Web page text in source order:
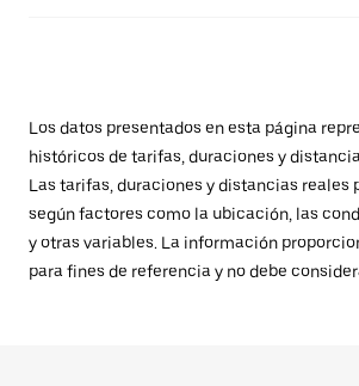
Los datos presentados en esta página
históricos de tarifas, duraciones y
Las tarifas, duraciones y distancias reales
según factores como la ubicación, las
y otras variables. La información
para fines de referencia y no debe